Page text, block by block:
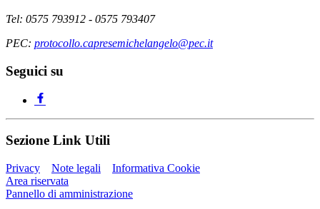
Tel: 0575 793912 - 0575 793407
PEC: protocollo.capresemichelangelo@pec.it
Seguici su
Sezione Link Utili
Privacy Note legali
Informativa Cookie
Area riservata
Pannello di amministrazione